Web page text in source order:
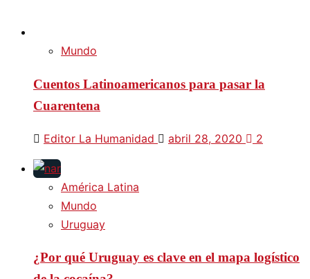
Mundo
Cuentos Latinoamericanos para pasar la
Cuarentena
Editor La Humanidad abril 28, 2020 2
América Latina
Mundo
Uruguay
¿Por qué Uruguay es clave en el mapa logístico